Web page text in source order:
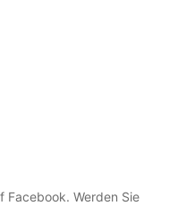
Facebook. Werden Sie